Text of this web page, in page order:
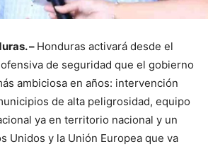
– Honduras activará desde el
de seguridad que el gobierno
ambiciosa en años: intervención
de alta peligrosidad, equipo
ya en territorio nacional y un
Unidos y la Unión Europea que va